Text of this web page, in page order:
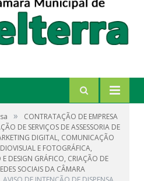
»
CONTRATAÇÃO DE EMPRESA
DE SERVIÇOS DE ASSESSORIA DE
DIGITAL, COMUNICAÇÃO
E FOTOGRÁFICA,
E DESIGN GRÁFICO, CRIAÇÃO DE
SOCIAIS DA CÂMARA